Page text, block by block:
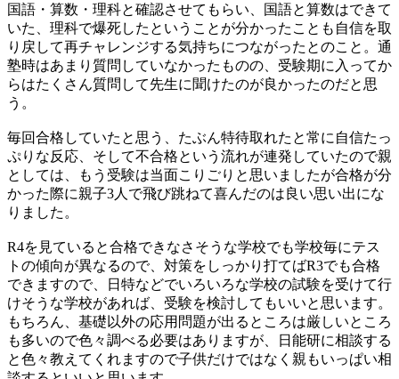
国語・算数・理科と確認させてもらい、国語と算数はできて
いた、理科で爆死したということが分かったことも自信を取
り戻して再チャレンジする気持ちにつながったとのこと。通
塾時はあまり質問していなかったものの、受験期に入ってか
らはたくさん質問して先生に聞けたのが良かったのだと思
う。
毎回合格していたと思う、たぶん特待取れたと常に自信たっ
ぷりな反応、そして不合格という流れが連発していたので親
としては、もう受験は当面こりごりと思いましたが合格が分
かった際に親子3人で飛び跳ねて喜んだのは良い思い出にな
りました。
R4を見ていると合格できなさそうな学校でも学校毎にテス
トの傾向が異なるので、対策をしっかり打てばR3でも合格
できますので、日特などでいろいろな学校の試験を受けて行
けそうな学校があれば、受験を検討してもいいと思います。
もちろん、基礎以外の応用問題が出るところは厳しいところ
も多いので色々調べる必要はありますが、日能研に相談する
と色々教えてくれますので子供だけではなく親もいっぱい相